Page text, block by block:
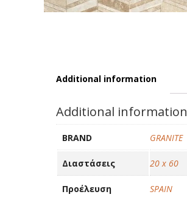
Additional information
Additional information
BRAND GRANITE
Διαστάσεις 20 x 60
Προέλευση SPAIN